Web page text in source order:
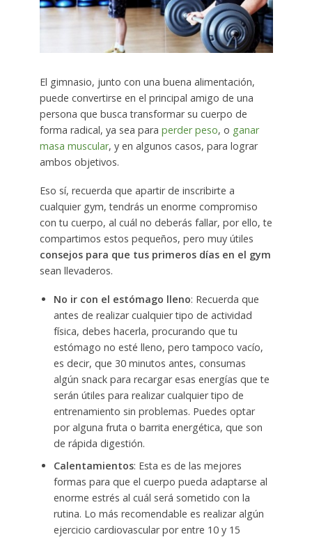
El gimnasio, junto con una buena alimentación,
puede convertirse en el principal amigo de una
persona que busca transformar su cuerpo de
forma radical, ya sea para perder peso, o ganar
masa muscular, y en algunos casos, para lograr
ambos objetivos.
Eso sí, recuerda que apartir de inscribirte a
cualquier gym, tendrás un enorme compromiso
con tu cuerpo, al cuál no deberás fallar, por ello, te
compartimos estos pequeños, pero muy útiles
consejos para que tus primeros días en el gym
sean llevaderos.
No ir con el estómago lleno: Recuerda que
antes de realizar cualquier tipo de actividad
física, debes hacerla, procurando que tu
estómago no esté lleno, pero tampoco vacío,
es decir, que 30 minutos antes, consumas
algún snack para recargar esas energías que te
serán útiles para realizar cualquier tipo de
entrenamiento sin problemas. Puedes optar
por alguna fruta o barrita energética, que son
de rápida digestión.
Calentamientos: Esta es de las mejores
formas para que el cuerpo pueda adaptarse al
enorme estrés al cuál será sometido con la
rutina. Lo más recomendable es realizar algún
ejercicio cardiovascular por entre 10 y 15